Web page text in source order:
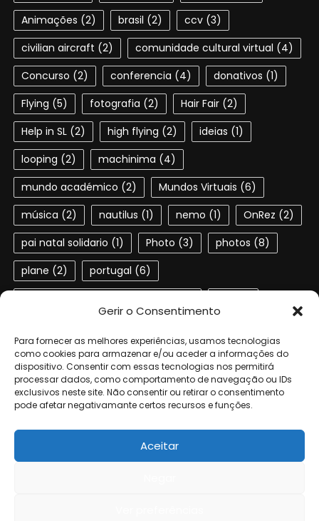
Gerir o Consentimento
Para fornecer as melhores experiências, usamos tecnologias
como cookies para armazenar e/ou aceder a informações do
dispositivo. Consentir com essas tecnologias nos permitirá
processar dados, como comportamento de navegação ou IDs
exclusivos neste site. Não consentir ou retirar o consentimento
pode afetar negativamante certos recursos e funções.
Aceitar
Animações (2) brasil (2) ccv(3)
civilian aircraft (2) comunidade cultural virtual (4)
Concurso (2) conferencia (4) donativos (1)
Flying (5) fotografia (2) Hair Fair(2)
Help in SL(2) high flying (2) ideias (1)
looping (2) machinima (4)
mundo académico (2) Mundos Virtuais (6)
música (2) nautilus (1) nemo (1) OnRez (2)
pai natal solidario (1) Photo (3) photos (8)
plane (2) portugal (6)
solidariedade(2) steampunk(1) ted(2)
terra dos sonhos(4) TSF(3)
Universidade de Aveiro(4) verne(1)